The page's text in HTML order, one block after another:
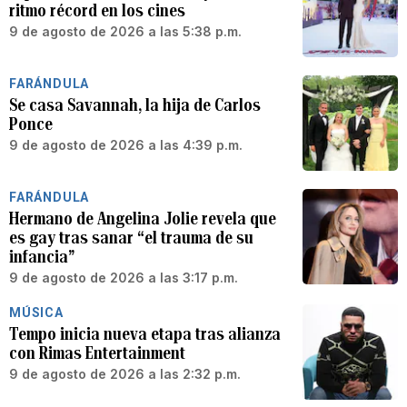
ritmo récord en los cines
9 de agosto de 2026 a las 5:38 p.m.
FARÁNDULA
Se casa Savannah, la hija de Carlos
Ponce
9 de agosto de 2026 a las 4:39 p.m.
FARÁNDULA
Hermano de Angelina Jolie revela que
es gay tras sanar “el trauma de su
infancia”
9 de agosto de 2026 a las 3:17 p.m.
MÚSICA
Tempo inicia nueva etapa tras alianza
con Rimas Entertainment
9 de agosto de 2026 a las 2:32 p.m.